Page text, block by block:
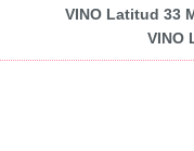
VINO Latitud 33
VINO